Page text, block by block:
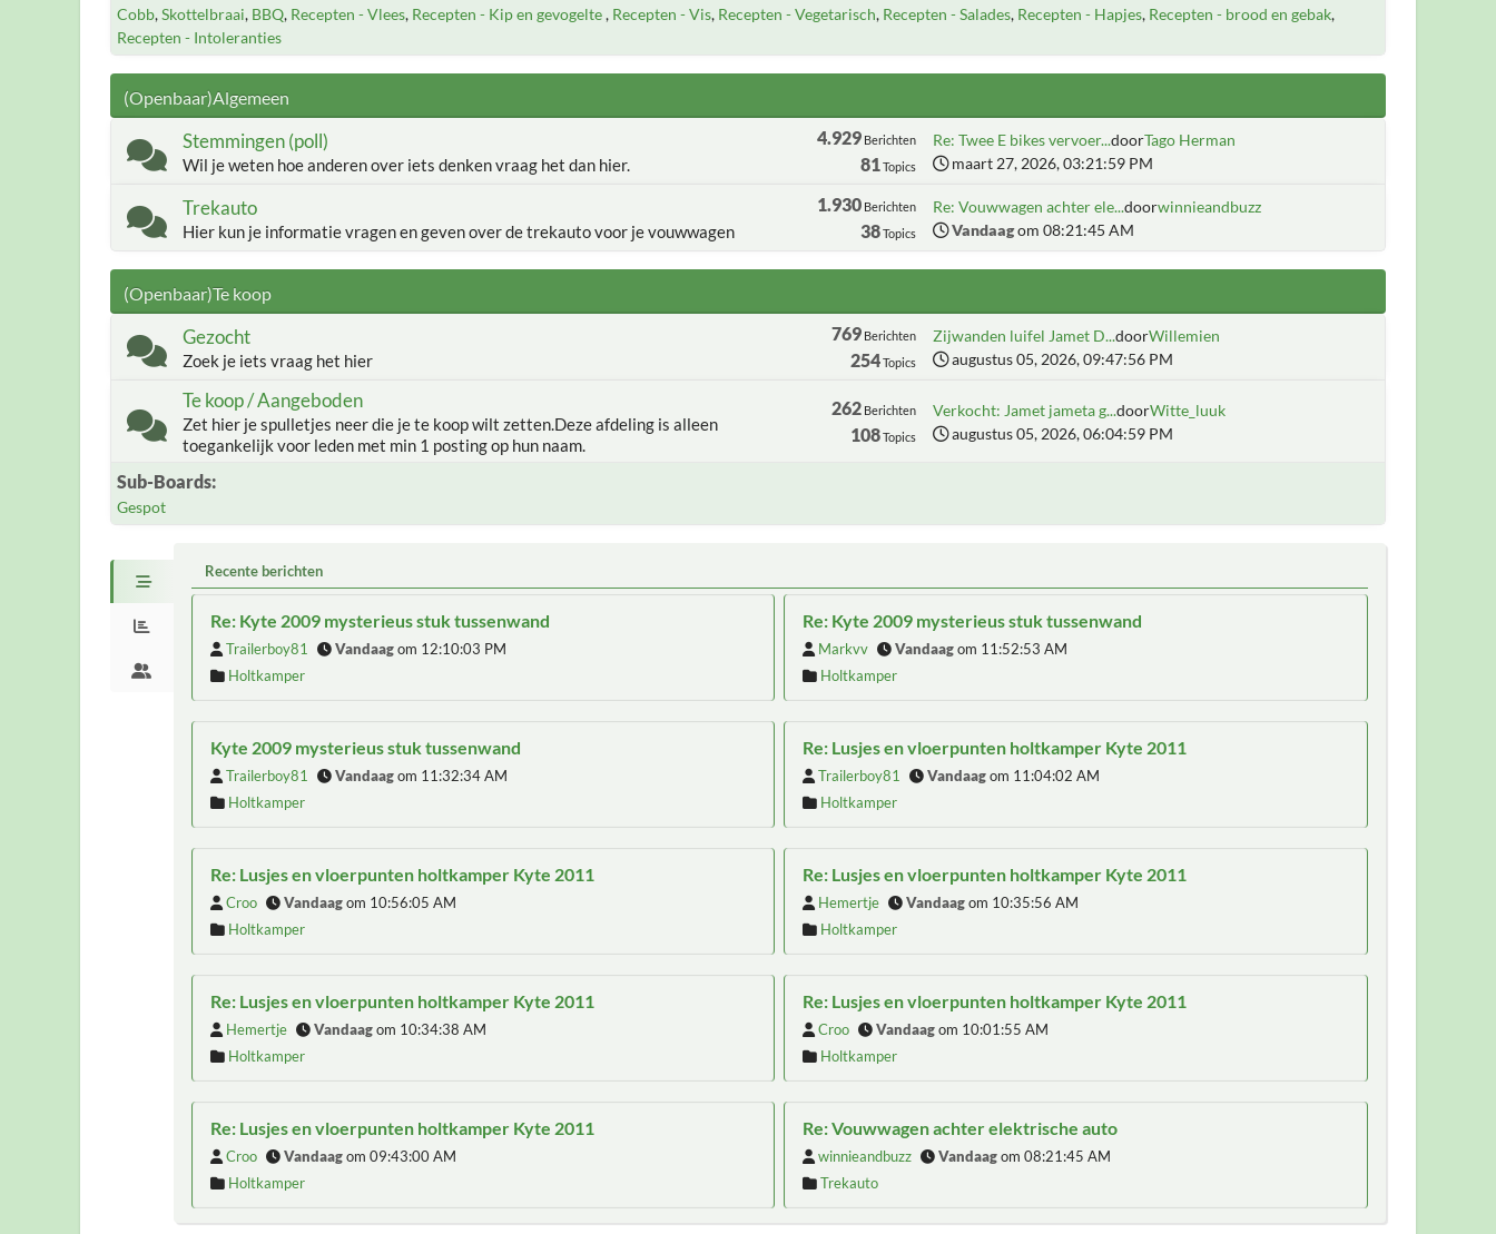
Cobb Skottelbraai BBQ Recepten - Vlees Recepten - Kip en gevogelte Recepten - Vis Recepten - Vegetarisch Recepten - Salades Recepten - Hapjes Recepten - brood en gebak
Recepten - Intoleranties
(Openbaar)Algemeen
Stemmingen (poll)
Wil je weten hoe anderen over iets denken vraag het dan hier.
4.929Berichten
81 Topics
Re: Twee E bikes vervoer...doorTago Herman
maart 27, 2026, 03:21:59 PM
Trekauto
Hier kun je informatie vragen en geven over de trekauto voor je vouwwagen
1.930Berichten
38Topics
Re: Vouwwagen achter ele...doorwinnieandbuzz
Vandaagom 08:21:45 AM
(Openbaar)Te koop
Gezocht
Zoek je iets vraag het hier
769Berichten
254Topics
Zijwanden luifel Jamet D...doorWillemien
augustus 05, 2026, 09:47:56 PM
Te koop / Aangeboden
Zet hier je spulletjes neer die je te koop wilt zetten.Deze afdeling is alleen
toegankelijk voor leden met min 1 posting op hun naam.
262Berichten
108Topics
Verkocht: Jamet jameta g...doorWitte_luuk
augustus 05, 2026, 06:04:59 PM
Sub-Boards
Gespot
Recente berichten
Re: Kyte 2009 mysterieus stuk tussenwand
Trailerboy81 Vandaagom 12:10:03 PM
Holtkamper
Re: Kyte 2009 mysterieus stuk tussenwand
Markvv Vandaagom 11:52:53 AM
Holtkamper
Kyte 2009 mysterieus stuk tussenwand
Trailerboy81 Vandaagom 11:32:34 AM
Holtkamper
Re: Lusjes en vloerpunten holtkamper Kyte 2011
Trailerboy81 Vandaagom 11:04:02 AM
Holtkamper
Re: Lusjes en vloerpunten holtkamper Kyte 2011
Croo Vandaagom 10:56:05 AM
Holtkamper
Re: Lusjes en vloerpunten holtkamper Kyte 2011
Hemertje Vandaagom 10:35:56 AM
Holtkamper
Re: Lusjes en vloerpunten holtkamper Kyte 2011
Hemertje Vandaagom 10:34:38 AM
Holtkamper
Re: Lusjes en vloerpunten holtkamper Kyte 2011
Croo Vandaagom 10:01:55 AM
Holtkamper
Re: Lusjes en vloerpunten holtkamper Kyte 2011
Croo Vandaagom 09:43:00 AM
Holtkamper
Re: Vouwwagen achter elektrische auto
winnieandbuzz Vandaagom 08:21:45 AM
Trekauto